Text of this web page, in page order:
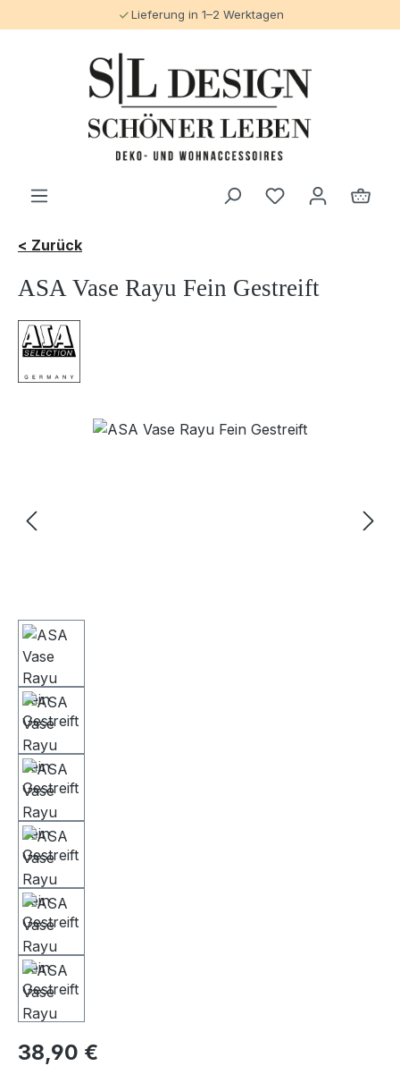
Lieferung in 1–2 Werktagen
< Zurück
ASA Vase Rayu Fein Gestreift
Bildergalerie überspringen
38,90 €